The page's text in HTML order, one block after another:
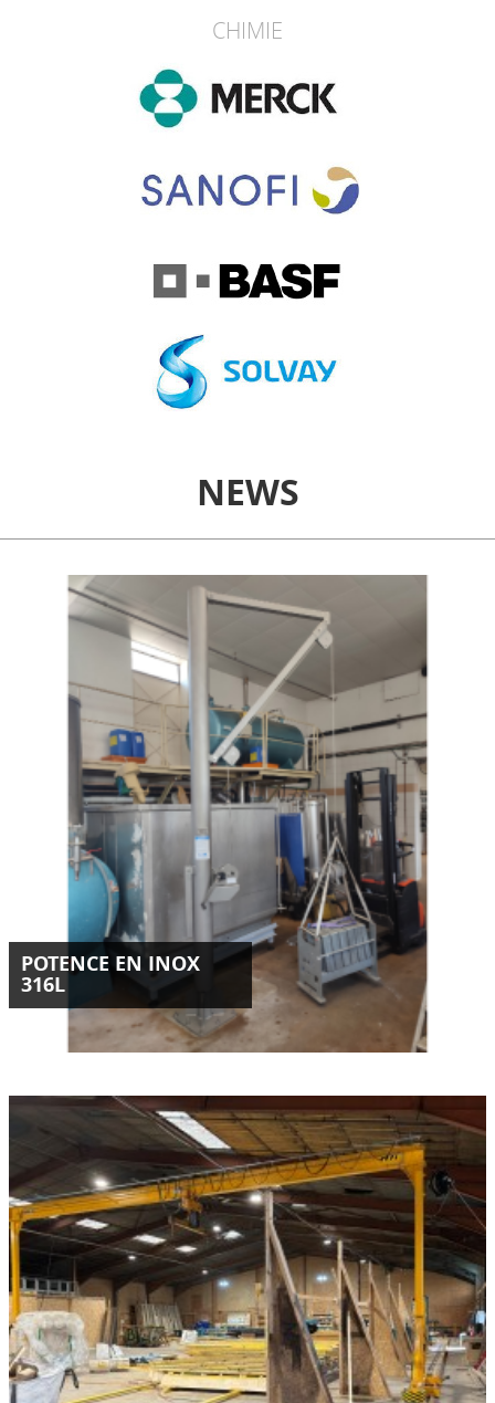
CHIMIE
NEWS
POTENCE EN INOX
316L
Conception et installation d'une potence inox 316L de 250
kg destinée au levage d’un panier en milieu industriel.
LIRE LA SUITE
Conception, fabrication et livraison d’un portique motorisé
sur mesure de 1,6 tonne en Isère.
Installation optimisée, double motorisation SEW, palan Kito
ER2 et sécurités intégrées.